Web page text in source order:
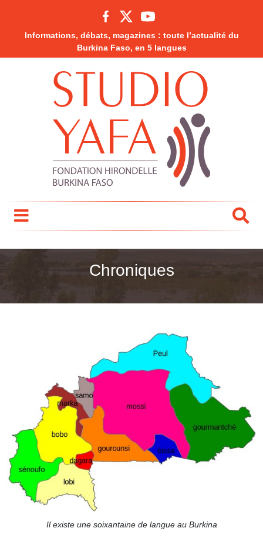
Informations, débats, magazines : toute l’actualité du
Burkina Faso, en 5 langues
Chroniques
Il existe une soixantaine de langue au Burkina